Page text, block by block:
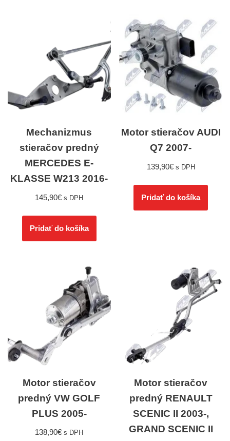
Mechanizmus
stieračov predný
MERCEDES E-
KLASSE W213 2016-
145,90€ s DPH
Pridať do košíka
Motor stieračov AUDI
Q7 2007-
139,90€ s DPH
Pridať do košíka
Motor stieračov
predný VW GOLF
PLUS 2005-
138,90€ s DPH
Motor stieračov
predný RENAULT
SCENIC II 2003-,
GRAND SCENIC II